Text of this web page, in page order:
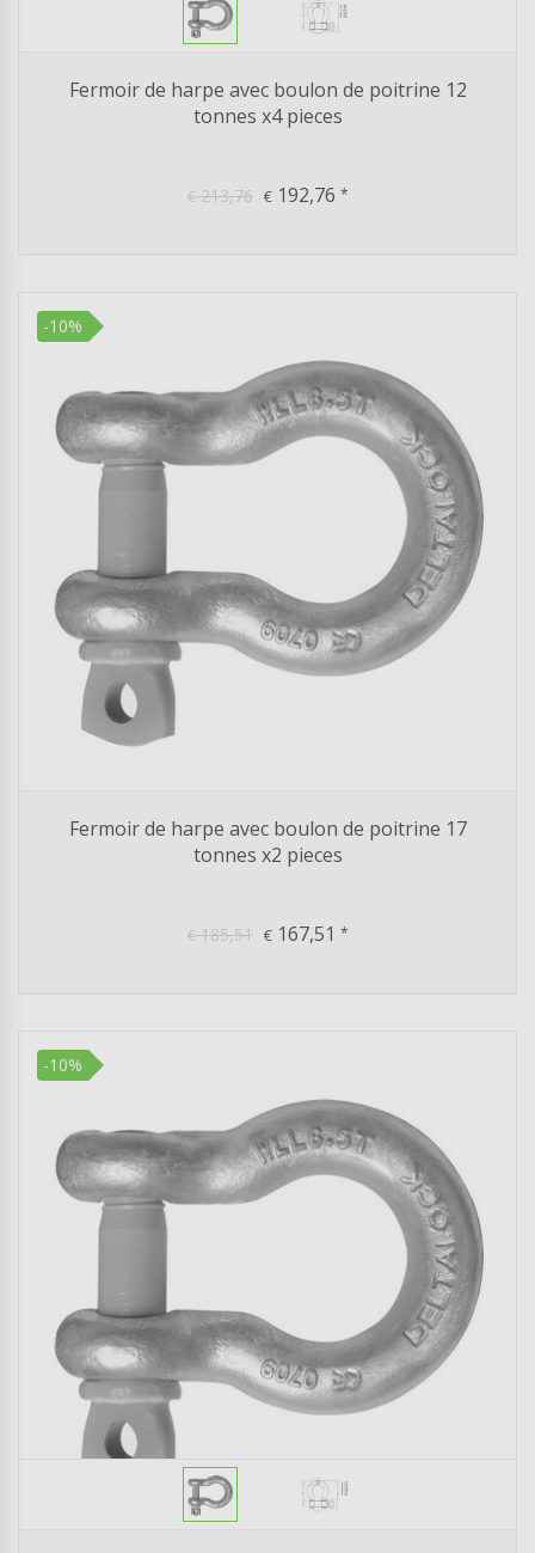
Fermoir de harpe avec boulon de poitrine 12
tonnes x4 pieces
€213,76 €192,76 *
-10%
Fermoir de harpe avec boulon de poitrine 17
tonnes x2 pieces
€185,51 €167,51 *
-10%